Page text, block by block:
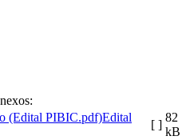
Edital
[ ]
82
kB